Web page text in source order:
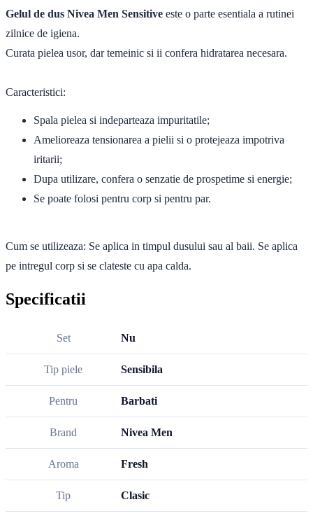
Gelul de dus Nivea Men Sensitive este o parte esentiala a rutinei
zilnice de igiena.
Curata pielea usor, dar temeinic si ii confera hidratarea necesara.
Caracteristici:
Spala pielea si indeparteaza impuritatile;
Amelioreaza tensionarea a pielii si o protejeaza impotriva
iritarii;
Dupa utilizare, confera o senzatie de prospetime si energie;
Se poate folosi pentru corp si pentru par.
Cum se utilizeaza: Se aplica in timpul dusului sau al baii. Se aplica
pe intregul corp si se clateste cu apa calda.
Specificatii
Set Nu
Tip piele Sensibila
Pentru Barbati
Brand Nivea Men
Aroma Fresh
Tip Clasic